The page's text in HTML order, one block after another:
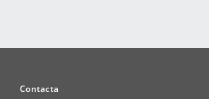
Contacta